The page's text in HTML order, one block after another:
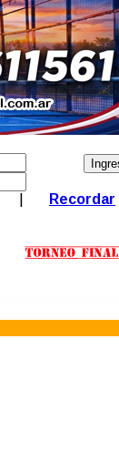
Recordar